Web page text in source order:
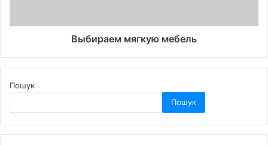
Выбираем мягкую мебель
Пошук
Пошук